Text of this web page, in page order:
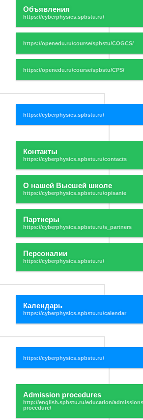
Объявления
Контакты
О нашей Высшей школе
Партнеры
Персоналии
Календарь
Admission procedures